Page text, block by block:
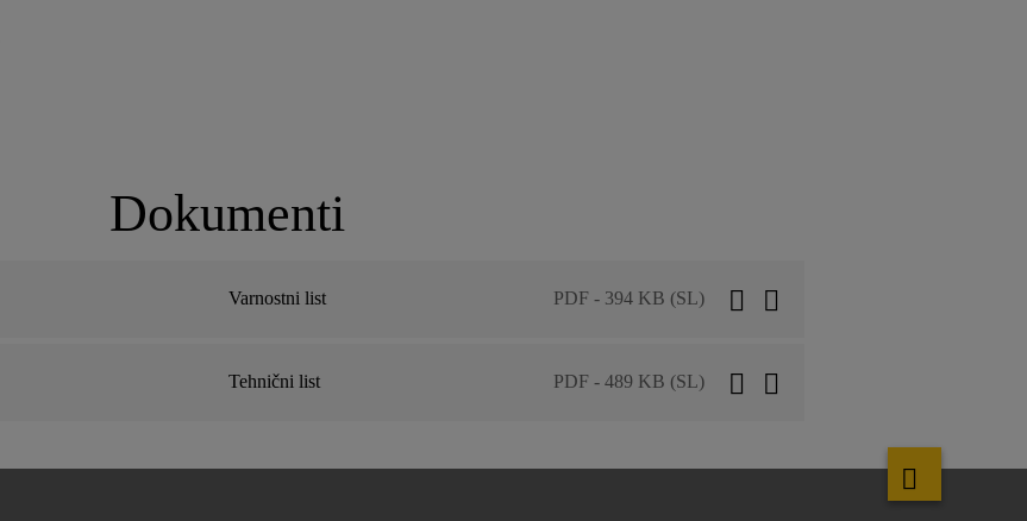
Dokumenti
Varnostni list PDF - 394 KB (SL)
Tehnični list PDF - 489 KB (SL)